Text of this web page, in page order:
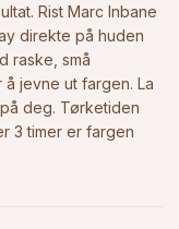
Rist Marc Inbane
direkte på huden
raske, små
å jevne ut fargen. La
deg. Tørketiden
3 timer er fargen